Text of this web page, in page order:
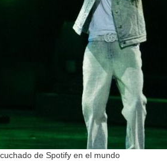
de Spotify en el mundo